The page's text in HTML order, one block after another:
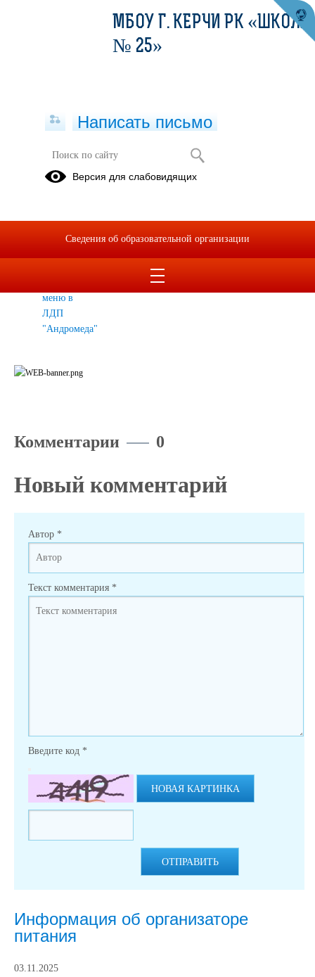
Питание
меню
меню в
ЛДП
"Андромеда"
Комментарии 0
Новый комментарий
Автор *
Текст комментария *
Введите код *
НОВАЯ КАРТИНКА
ОТПРАВИТЬ
Информация об организаторе
питания
03.11.2025
МБОУ Г. КЕРЧИ РК «ШКОЛА
№ 25»
Написать письмо
Версия для слабовидящих
Сведения об образовательной организации